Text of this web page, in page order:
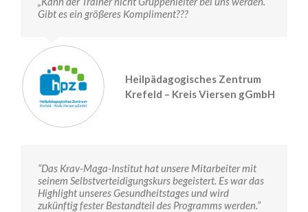
Gibt es ein größeres Kompliment???
Heilpädagogisches Zentrum
Krefeld – Kreis Viersen gGmbH
“Das Krav-Maga-Institut hat unsere Mitarbeiter mit
seinem Selbstverteidigungskurs begeistert. Es war das
Highlight unseres Gesundheitstages und wird
zukünftig fester Bestandteil des Programms werden.”